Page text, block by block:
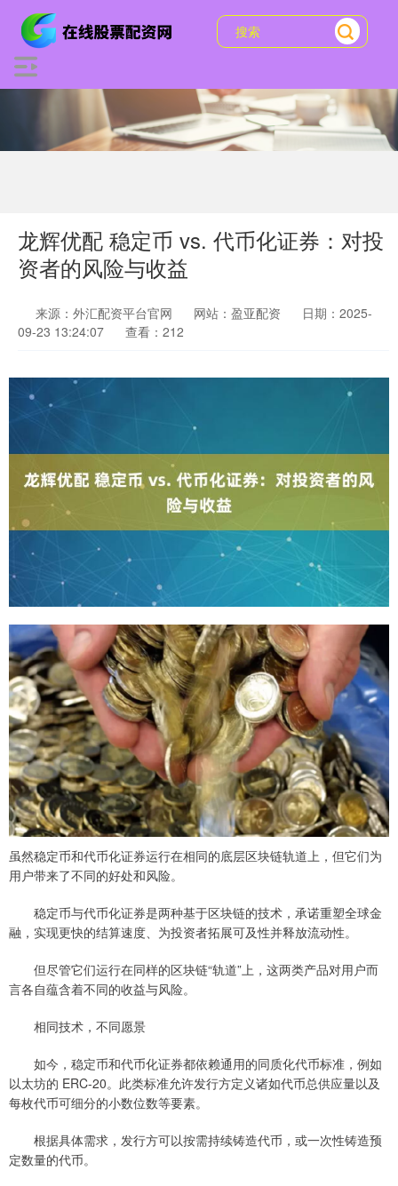
龙辉优配 稳定币 vs. 代币化证券：对投
资者的风险与收益
来源：外汇配资平台官网 网站：盈亚配资
日期：2025-
09-23 13:24:07
查看：212
虽然稳定币和代币化证券运行在相同的底层区块链轨道上，但它们为
用户带来了不同的好处和风险。
稳定币与代币化证券是两种基于区块链的技术，承诺重塑全球金
融，实现更快的结算速度、为投资者拓展可及性并释放流动性。
但尽管它们运行在同样的区块链“轨道”上，这两类产品对用户而
言各自蕴含着不同的收益与风险。
相同技术，不同愿景
如今，稳定币和代币化证券都依赖通用的同质化代币标准，例如
以太坊的 ERC-20。此类标准允许发行方定义诸如代币总供应量以及
每枚代币可细分的小数位数等要素。
根据具体需求，发行方可以按需持续铸造代币，或一次性铸造预
定数量的代币。